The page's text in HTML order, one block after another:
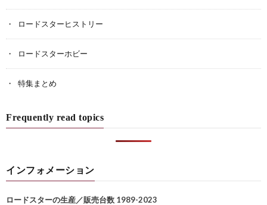
ロードスターヒストリー
ロードスターホビー
特集まとめ
Frequently read topics
インフォメーション
ロードスターの生産／販売台数 1989-2023